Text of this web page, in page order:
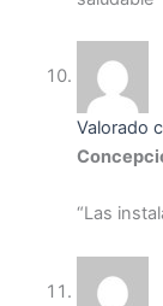
Valorado
“Las